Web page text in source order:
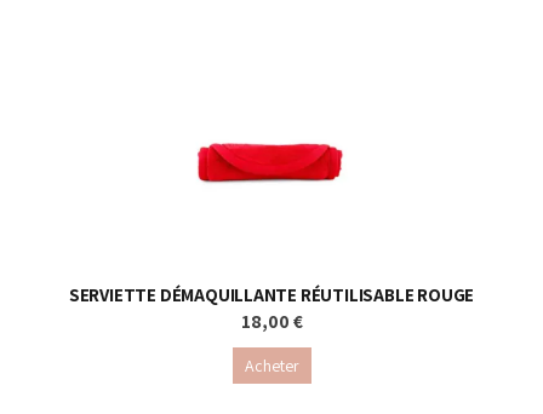
SERVIETTE DÉMAQUILLANTE RÉUTILISABLE ROUGE
18,00 €
Acheter